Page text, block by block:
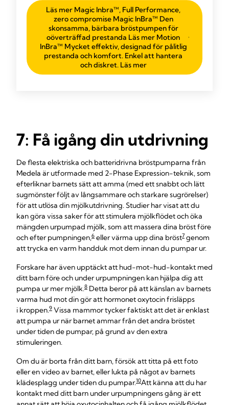
teknik hjälper till att balansera din kroppstemperatur
samtidigt som den ger stöd och komfort.
Läs mer Magic Inbra™, Full Performance,
zero compromise Magic InBra™ Den
skonsamma, bärbara bröstpumpen för
oöverträffad prestanda Läs mer Motion
InBra™ Mycket effektiv, designad för pålitlig
prestanda och komfort. Enkel att hantera
och diskret. Läs mer
7: Få igång din utdrivning
De flesta elektriska och batteridrivna bröstpumparna från
Medela är utformade med 2-Phase Expression-teknik, som
efterliknar barnets sätt att amma (med ett snabbt och lätt
sugmönster följt av långsammare och starkare sugrörelser)
för att utlösa din mjölkutdrivning. Studier har visat att du
kan göra vissa saker för att stimulera mjölkflödet och öka
mängden urpumpad mjölk, som att massera dina bröst före
och efter pumpningen,6 eller värma upp dina bröst7 genom
att trycka en varm handduk mot dem innan du pumpar ur.
Forskare har även upptäckt att hud-mot-hud-kontakt med
ditt barn före och under urpumpningen kan hjälpa dig att
pumpa ur mer mjölk.8 Detta beror på att känslan av barnets
varma hud mot din gör att hormonet oxytocin frisläpps
i kroppen.9 Vissa mammor tycker faktiskt att det är enklast
att pumpa ur när barnet ammar från det andra bröstet
under tiden de pumpar, på grund av den extra
stimuleringen.
Om du är borta från ditt barn, försök att titta på ett foto
eller en video av barnet, eller lukta på något av barnets
klädesplagg under tiden du pumpar.10Att känna att du har
kontakt med ditt barn under urpumpningens gång är ett